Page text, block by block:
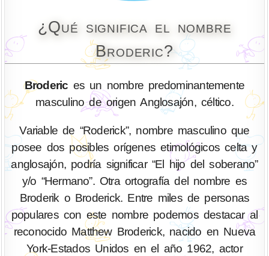
¿Qué significa el nombre
Broderic?
Broderic es un nombre predominantemente
masculino de origen Anglosajón, céltico.
Variable de “Roderick”, nombre masculino que
posee dos posibles orígenes etimológicos celta y
anglosajón, podría significar “El hijo del soberano”
y/o “Hermano”. Otra ortografía del nombre es
Broderik o Broderick. Entre miles de personas
populares con este nombre podemos destacar al
reconocido Matthew Broderick, nacido en Nueva
York-Estados Unidos en el año 1962, actor